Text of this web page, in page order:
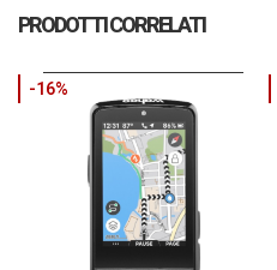
PRODOTTI CORRELATI
-16%